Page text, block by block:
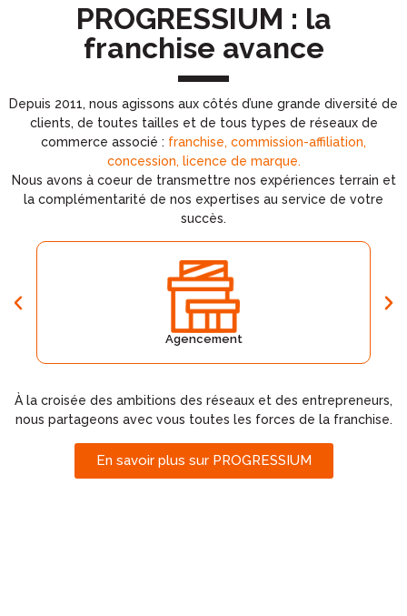
PROGRESSIUM : la
franchise avance
Depuis 2011, nous agissons aux côtés d’une grande diversité de
clients, de toutes tailles et de tous types de réseaux de
commerce associé : franchise, commission-affiliation,
concession, licence de marque.
Nous avons à coeur de transmettre nos expériences terrain et
la complémentarité de nos expertises au service de votre
succès.
Agencement
À la croisée des ambitions des réseaux et des entrepreneurs,
nous partageons avec vous toutes les forces de la franchise.
En savoir plus sur PROGRESSIUM